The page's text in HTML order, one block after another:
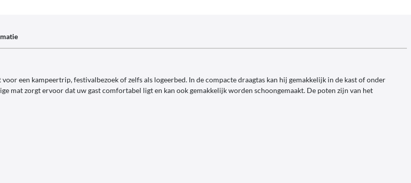
een kampeertrip, festivalbezoek of zelfs als logeerbed. In de compacte draagtas kan hij gemakkelijk in de kast of onder
mat zorgt ervoor dat uw gast comfortabel ligt en kan ook gemakkelijk worden schoongemaakt. De poten zijn van het